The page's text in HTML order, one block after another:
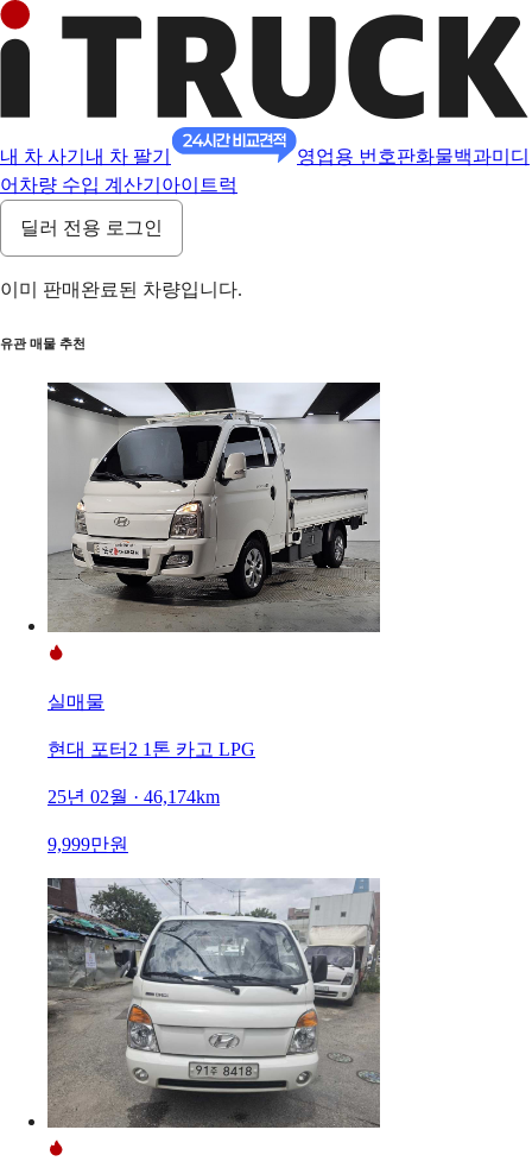
내 차 사기 내 차 팔기 영업용 번호판화물백과미디
어 차량 수입 계산기 아이트럭
딜러 전용 로그인
이미 판매완료된 차량입니다.
유관 매물 추천
실매물
현대 포터2 1톤 카고 LPG
25년 02월 · 46,174km
9,999만원